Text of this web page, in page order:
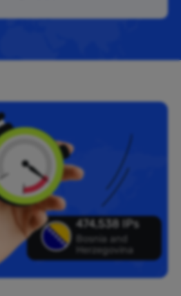
474,538 IPs
Bosnia and
Herzegovina